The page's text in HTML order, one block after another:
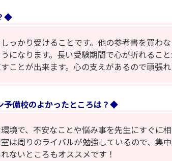
◆
っかり受けることです。他の参考書を買わ
になります。長い受験期間で心が折れるこ
ことが出来ます。心の支えがあるので頑張れ
備校のよかったところは？◆
境で、不安なことや悩み事を先生にすぐに
は周りのライバルが勉強しているので、集
ないところもオススメです！